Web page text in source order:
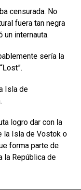
censurada. No
fuera tan negra
un internauta.
sería la
Isla de
logro dar con la
la Isla de Vostok o
forma parte de
la República de